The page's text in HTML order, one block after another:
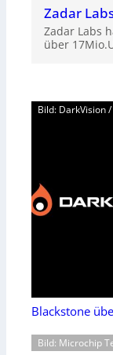
Zadar
Zadar Labs
über
Bild: DarkVision
Blackstone
Bild: Microchip